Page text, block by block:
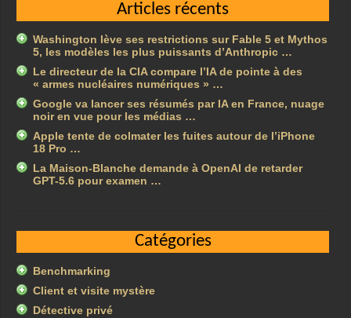
Articles récents
Washington lève ses restrictions sur Fable 5 et Mythos
5, les modèles les plus puissants d’Anthropic …
Le directeur de la CIA compare l’IA de pointe à des
« armes nucléaires numériques » …
Google va lancer ses résumés par IA en France, nuage
noir en vue pour les médias …
Apple tente de colmater les fuites autour de l’iPhone
18 Pro …
La Maison-Blanche demande à OpenAI de retarder
GPT-5.6 pour examen …
Catégories
Benchmarking
Client et visite mystère
Détective privé